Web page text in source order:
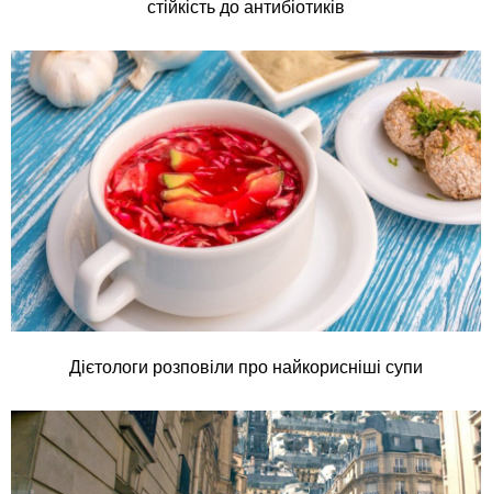
стійкість до антибіотиків
Дієтологи розповіли про найкорисніші супи